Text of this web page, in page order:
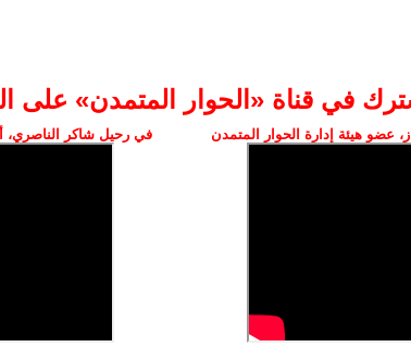
في قناة ‫«الحوار المتمدن» على
عضو هيئة إدارة الحوار المتمدن في رحيل شاكر الناصري،